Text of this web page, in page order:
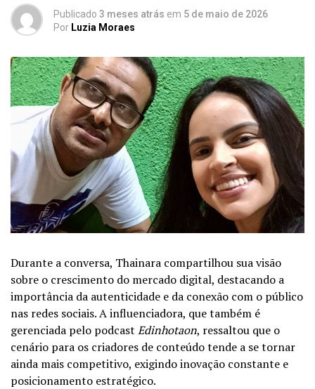
Publicado 3 meses atrás em 5 de maio de 2026
Por Luzia Moraes
Durante a conversa, Thainara compartilhou sua visão
sobre o crescimento do mercado digital, destacando a
importância da autenticidade e da conexão com o público
nas redes sociais. A influenciadora, que também é
gerenciada pelo podcast Edinhotaon, ressaltou que o
cenário para os criadores de conteúdo tende a se tornar
ainda mais competitivo, exigindo inovação constante e
posicionamento estratégico.